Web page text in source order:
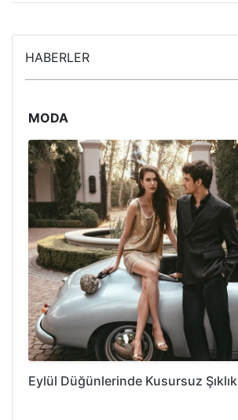
HABERLER
MODA
Eylül Düğünlerinde Kusursuz Şıklık